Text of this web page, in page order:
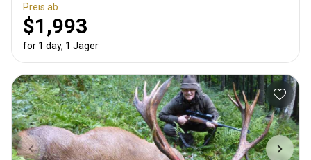
Preis ab
$1,993
for 1 day, 1 Jäger